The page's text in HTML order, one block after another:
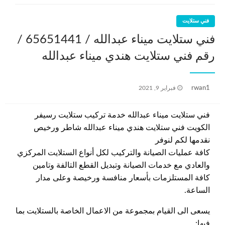
فني ستلايت
فني ستلايت ميناء عبدالله / 65651441 /
رقم فني ستلايت هندي ميناء عبدالله
rwan1
نُشر
فبراير 9, 2021
فني ستلايت ميناء عبدالله خدمة تركيب ستلايت رسيفر
الكويت فني ستلايت هندي ميناء عبدالله شاطر ورخيص
نقدمها لكم لنوفر
كافة عمليات الصيانة والتركيب لكل أنواع الستلايت المركزي
والعادي مع خدمات الصيانة وتبديل القطع التالفة وتامين
كافة المستلزمات بأسعار منافسة ورخيصة وعلى مدار
الساعة.
يسعى الى القيام بمجموعة من الاعمال الخاصة بالستلايت بما
فيها: